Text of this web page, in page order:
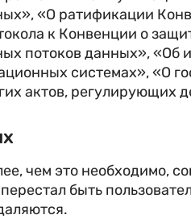
«О ратификации
к Конвенции о
потоков данных»,
системах», «О
актов, регулирующих
чем это необходимо,
быть